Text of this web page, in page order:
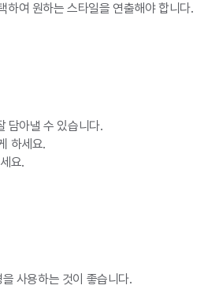
여 원하는 스타일을 연출해야 합니다.
담아낼 수 있습니다.
하세요.
요.
사용하는 것이 좋습니다.